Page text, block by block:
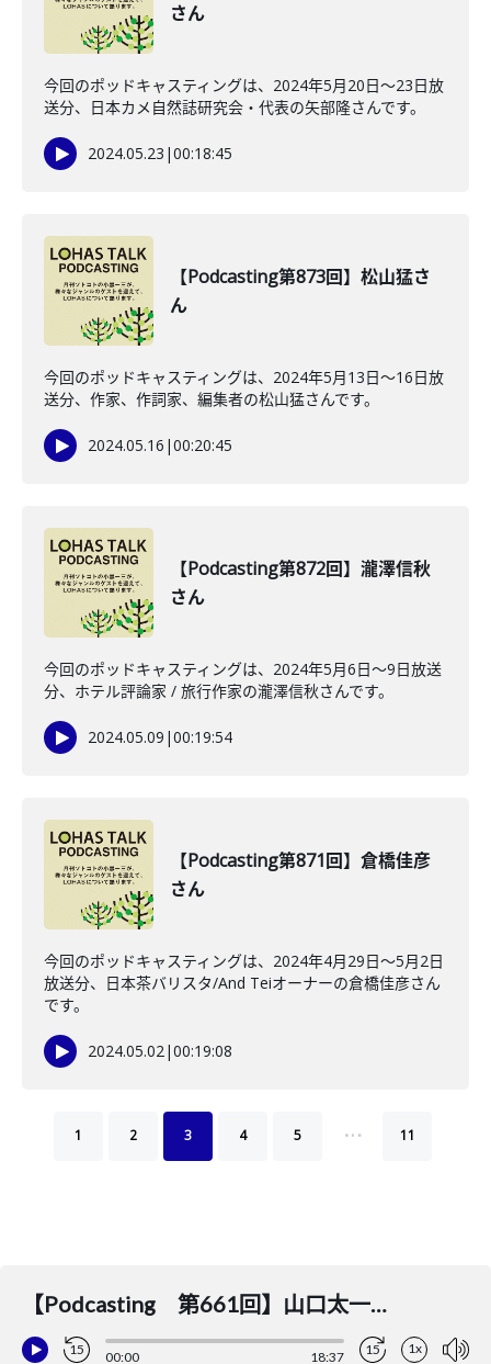
さん
今回のポッドキャスティングは、2024年5月20日〜23日放
送分、日本カメ自然誌研究会・代表の矢部隆さんです。
2024.05.23 |00:18:45
【Podcasting第873回】松山猛さ
ん
今回のポッドキャスティングは、2024年5月13日〜16日放
送分、作家、作詞家、編集者の松山猛さんです。
2024.05.16 |00:20:45
【Podcasting第872回】瀧澤信秋
さん
今回のポッドキャスティングは、2024年5月6日〜9日放送
分、ホテル評論家 / 旅行作家の瀧澤信秋さんです。
2024.05.09 |00:19:54
【Podcasting第871回】倉橋佳彦
さん
今回のポッドキャスティングは、2024年4月29日〜5月2日
放送分、日本茶バリスタ/And Teiオーナーの倉橋佳彦さん
です。
2024.05.02|00:19:08
1 2 3 4 5 … 11
【Podcasting 第661回】山口太一さん
15 00:00 18:37 15 1x